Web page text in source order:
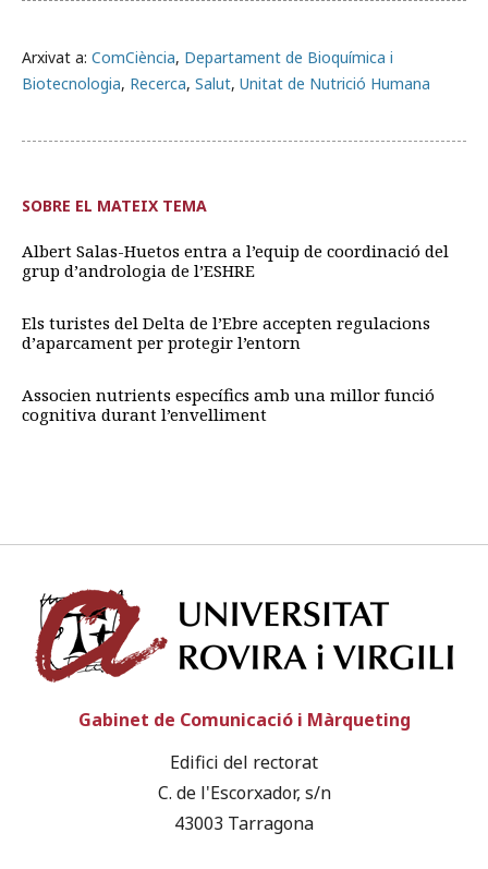
Arxivat a: ComCiència, Departament de Bioquímica i
Biotecnologia, Recerca, Salut, Unitat de Nutrició Humana
SOBRE EL MATEIX TEMA
Albert Salas-Huetos entra a l’equip de coordinació del
grup d’andrologia de l’ESHRE
Els turistes del Delta de l’Ebre accepten regulacions
d’aparcament per protegir l’entorn
Associen nutrients específics amb una millor funció
cognitiva durant l’envelliment
Gabinet de Comunicació i Màrqueting
Edifici del rectorat
C. de l'Escorxador, s/n
43003 Tarragona